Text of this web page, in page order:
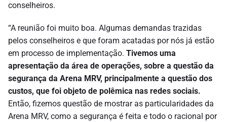
conselheiros.
“A reunião foi muito boa. Algumas demandas trazidas
pelos conselheiros e que foram acatadas por nós já estão
em processo de implementação. Tivemos uma
apresentação da área de operações, sobre a questão da
segurança da Arena MRV, principalmente a questão dos
custos, que foi objeto de polêmica nas redes sociais.
Então, fizemos questão de mostrar as particularidades da
Arena MRV, como a segurança é feita e todo o racional por